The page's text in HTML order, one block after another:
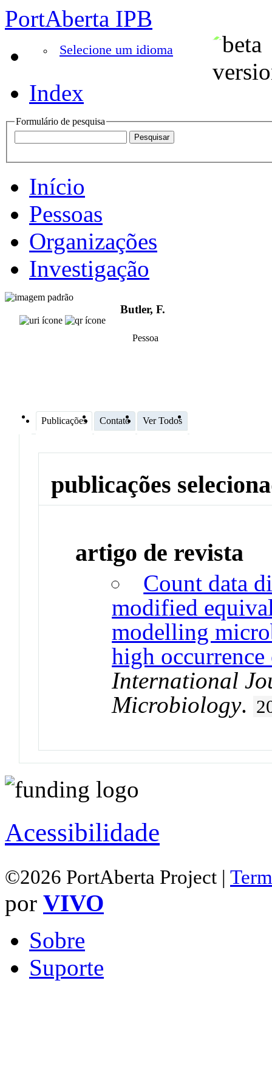
PortAberta IPB
Selecione um idioma
Index
Formulário de pesquisa
Início
Pessoas
Organizações
Investigação
Butler, F.
Pessoa
Publicações Contato Ver Todos
publicações
artigo de revista
Count data
modified
modelling
high
International
Microbiology.
Acessibilidade
©2026 PortAberta Project |
por VIVO
Sobre
Suporte